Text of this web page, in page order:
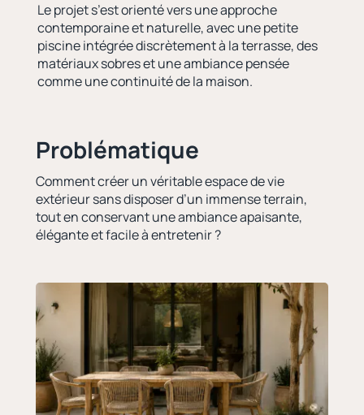
Le projet s’est orienté vers une approche
contemporaine et naturelle, avec une petite
piscine intégrée discrètement à la terrasse, des
matériaux sobres et une ambiance pensée
comme une continuité de la maison.
Problématique
Comment créer un véritable espace de vie
extérieur sans disposer d’un immense terrain,
tout en conservant une ambiance apaisante,
élégante et facile à entretenir ?